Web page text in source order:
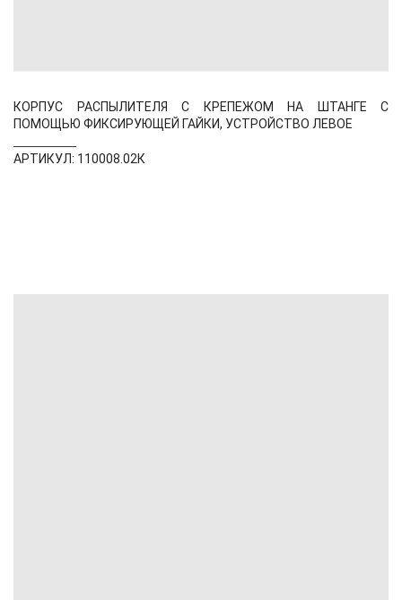
КОРПУС РАСПЫЛИТЕЛЯ С КРЕПЕЖОМ НА ШТАНГЕ С
ПОМОЩЬЮ ФИКСИРУЮЩЕЙ ГАЙКИ, УСТРОЙСТВО ЛЕВОЕ
АРТИКУЛ: 110008.02К